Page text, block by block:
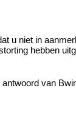
u niet in
hebben
van